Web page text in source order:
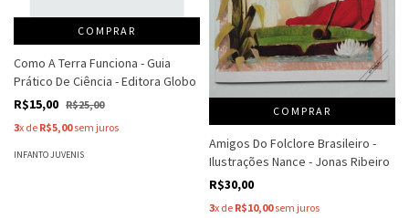
COMPRAR
Como A Terra Funciona - Guia
Prático De Ciência - Editora Globo
R$15,00 R$25,00
3x de R$5,00sem juros
INFANTO JUVENIS
COMPRAR
Amigos Do Folclore Brasileiro -
Ilustrações Nance - Jonas Ribeiro
R$30,00
3x de R$10,00sem juros